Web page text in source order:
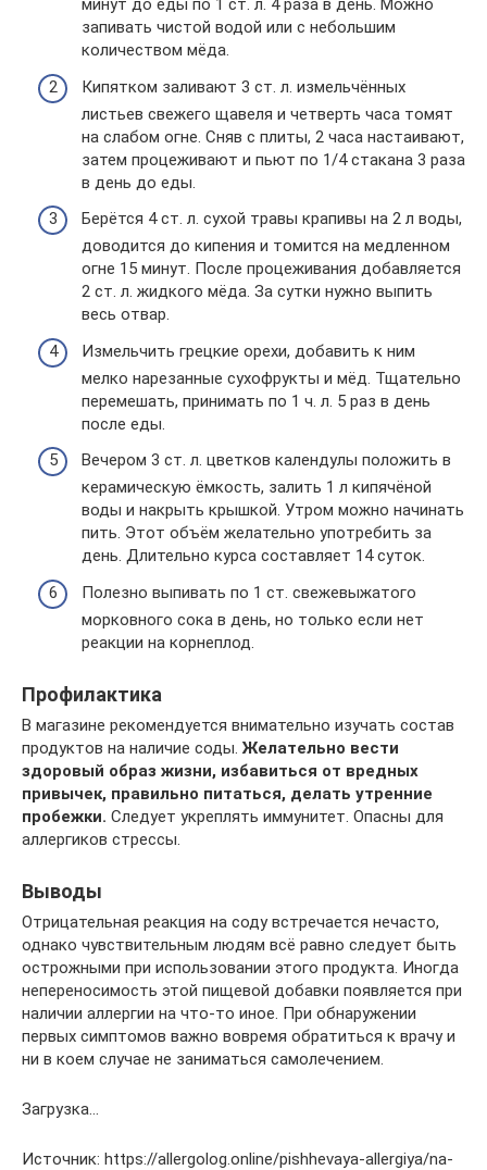
минут до еды по 1 ст. л. 4 раза в день. Можно
запивать чистой водой или с небольшим
количеством мёда.
Кипятком заливают 3 ст. л. измельчённых
листьев свежего щавеля и четверть часа томят
на слабом огне. Сняв с плиты, 2 часа настаивают,
затем процеживают и пьют по 1/4 стакана 3 раза
в день до еды.
Берётся 4 ст. л. сухой травы крапивы на 2 л воды,
доводится до кипения и томится на медленном
огне 15 минут. После процеживания добавляется
2 ст. л. жидкого мёда. За сутки нужно выпить
весь отвар.
Измельчить грецкие орехи, добавить к ним
мелко нарезанные сухофрукты и мёд. Тщательно
перемешать, принимать по 1 ч. л. 5 раз в день
после еды.
Вечером 3 ст. л. цветков календулы положить в
керамическую ёмкость, залить 1 л кипячёной
воды и накрыть крышкой. Утром можно начинать
пить. Этот объём желательно употребить за
день. Длительно курса составляет 14 суток.
Полезно выпивать по 1 ст. свежевыжатого
морковного сока в день, но только если нет
реакции на корнеплод.
Профилактика
В магазине рекомендуется внимательно изучать состав
продуктов на наличие соды. Желательно вести
здоровый образ жизни, избавиться от вредных
привычек, правильно питаться, делать утренние
пробежки. Следует укреплять иммунитет. Опасны для
аллергиков стрессы.
Выводы
Отрицательная реакция на соду встречается нечасто,
однако чувствительным людям всё равно следует быть
острожными при использовании этого продукта. Иногда
непереносимость этой пищевой добавки появляется при
наличии аллергии на что-то иное. При обнаружении
первых симптомов важно вовремя обратиться к врачу и
ни в коем случае не заниматься самолечением.
Загрузка…
Источник: https://allergolog.online/pishhevaya-allergiya/na-